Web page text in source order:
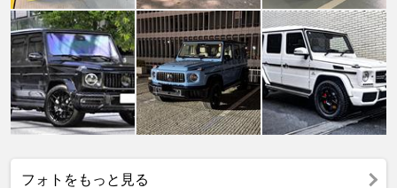
フォトをもっと見る